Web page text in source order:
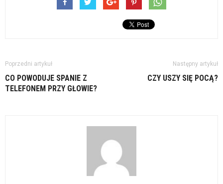
Poprzedni artykuł
CO POWODUJE SPANIE Z
TELEFONEM PRZY GŁOWIE?
Następny artykuł
CZY USZY SIĘ POCĄ?